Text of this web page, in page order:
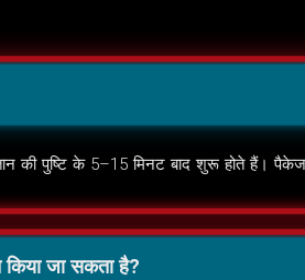
की पुष्टि के 5–15 मिनट बाद शुरू होते हैं।
जा सकता है?